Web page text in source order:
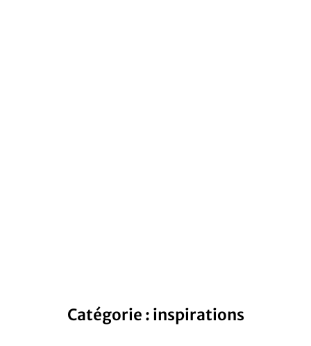
Catégorie : inspirations